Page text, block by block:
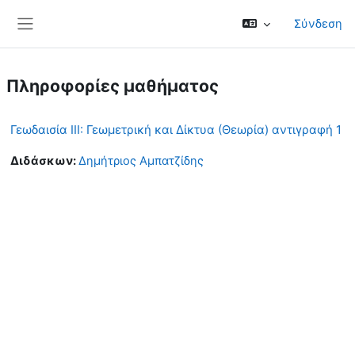
Σύνδεση
Πληροφορίες μαθήματος
Γεωδαισία ΙΙΙ: Γεωμετρική και Δίκτυα (Θεωρία) αντιγραφή 1
Διδάσκων:Δημήτριος Αμπατζίδης